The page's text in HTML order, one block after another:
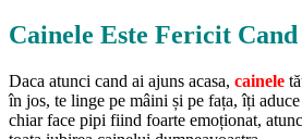
Cainele Este Fericit
Daca atunci cand ai ajuns acasa, cainele
în jos, te linge pe mâini și pe fața, îți
chiar face pipi fiind foarte emoționat,